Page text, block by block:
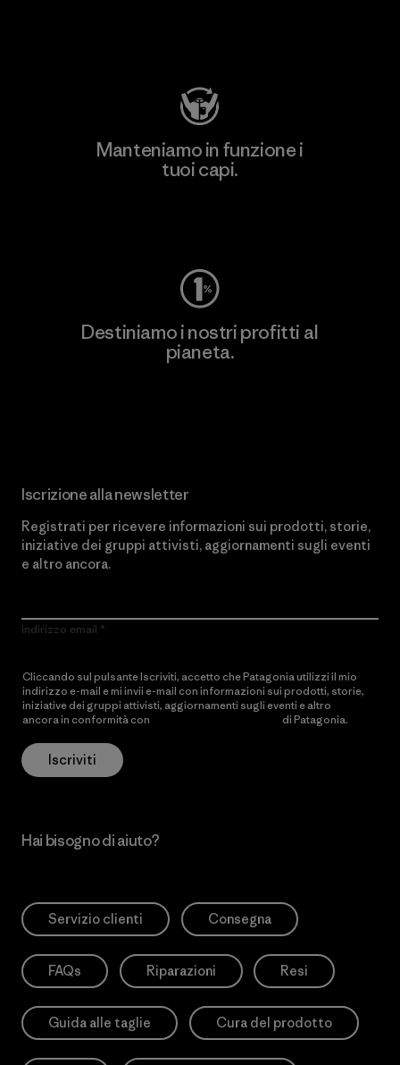
Manteniamo in funzione i
tuoi capi.
Destiniamo i nostri profitti al
pianeta.
Iscrizione alla newsletter
Registrati per ricevere informazioni sui prodotti, storie,
iniziative dei gruppi attivisti, aggiornamenti sugli eventi
e altro ancora.
Indirizzo email
Cliccando sul pulsante Iscriviti, accetto che Patagonia utilizzi il mio
indirizzo e-mail e mi invii e-mail con informazioni sui prodotti, storie,
iniziative dei gruppi attivisti, aggiornamenti sugli eventi e altro
ancora in conformità con
di Patagonia.
Iscriviti
Hai bisogno di aiuto?
Servizio clienti Consegna
FAQs Riparazioni Resi
Guida alle taglie Cura del prodotto